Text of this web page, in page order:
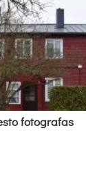
fo­tog­ra­fas